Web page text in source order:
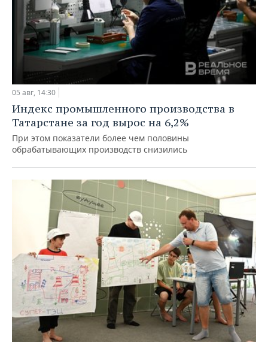
05 авг, 14:30
Индекс промышленного производства в
Татарстане за год вырос на 6,2%
При этом показатели более чем половины
обрабатывающих производств снизились